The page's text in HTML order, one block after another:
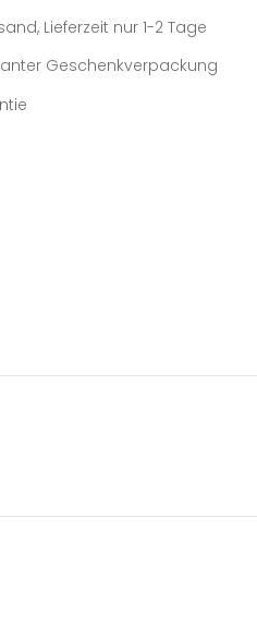
Lieferzeit nur 1-2 Tage
Geschenkverpackung